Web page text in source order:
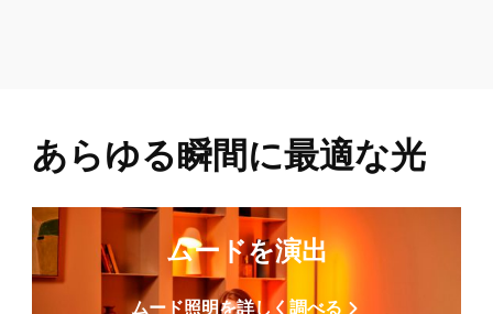
あらゆる瞬間に最適な光
ムードを演出
ムード照明を詳しく調べる